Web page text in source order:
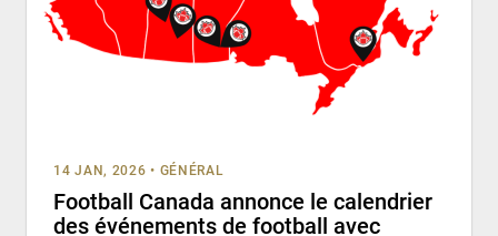
14 JAN, 2026 • GÉNÉRAL
Football Canada annonce le calendrier
des événements de football avec